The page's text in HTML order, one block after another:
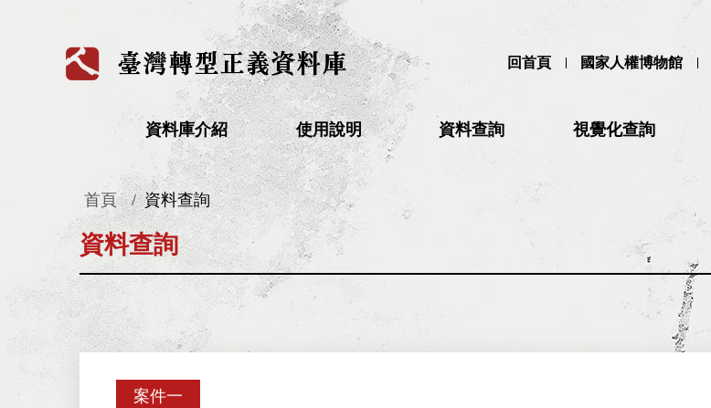
回首頁 國家人權博物館
資料庫介紹 使用說明 資料查詢 視覺化查詢
首頁 資料查詢
資料查詢
案件一